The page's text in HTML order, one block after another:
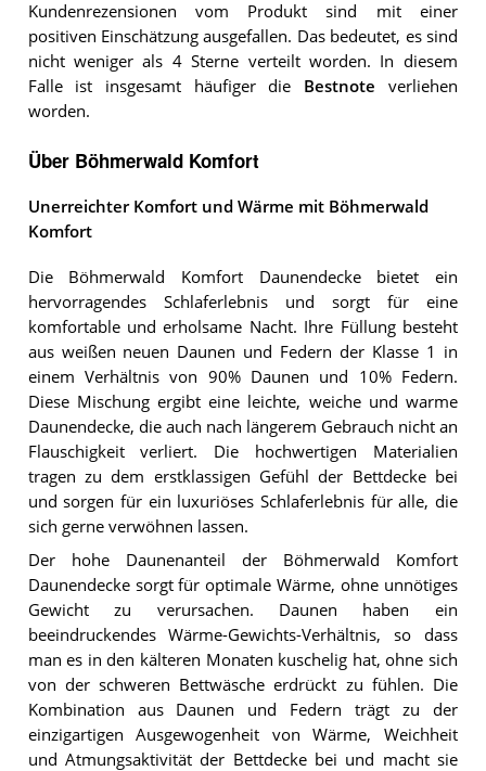
Kundenrezensionen vom Produkt sind mit einer
positiven Einschätzung ausgefallen. Das bedeutet, es sind
nicht weniger als 4 Sterne verteilt worden. In diesem
Falle ist insgesamt häufiger die Bestnote verliehen
worden.
Über Böhmerwald Komfort
Unerreichter Komfort und Wärme mit Böhmerwald
Komfort
Die Böhmerwald Komfort Daunendecke bietet ein
hervorragendes Schlaferlebnis und sorgt für eine
komfortable und erholsame Nacht. Ihre Füllung besteht
aus weißen neuen Daunen und Federn der Klasse 1 in
einem Verhältnis von 90% Daunen und 10% Federn.
Diese Mischung ergibt eine leichte, weiche und warme
Daunendecke, die auch nach längerem Gebrauch nicht an
Flauschigkeit verliert. Die hochwertigen Materialien
tragen zu dem erstklassigen Gefühl der Bettdecke bei
und sorgen für ein luxuriöses Schlaferlebnis für alle, die
sich gerne verwöhnen lassen.
Der hohe Daunenanteil der Böhmerwald Komfort
Daunendecke sorgt für optimale Wärme, ohne unnötiges
Gewicht zu verursachen. Daunen haben ein
beeindruckendes Wärme-Gewichts-Verhältnis, so dass
man es in den kälteren Monaten kuschelig hat, ohne sich
von der schweren Bettwäsche erdrückt zu fühlen. Die
Kombination aus Daunen und Federn trägt zu der
einzigartigen Ausgewogenheit von Wärme, Weichheit
und Atmungsaktivität der Bettdecke bei und macht sie